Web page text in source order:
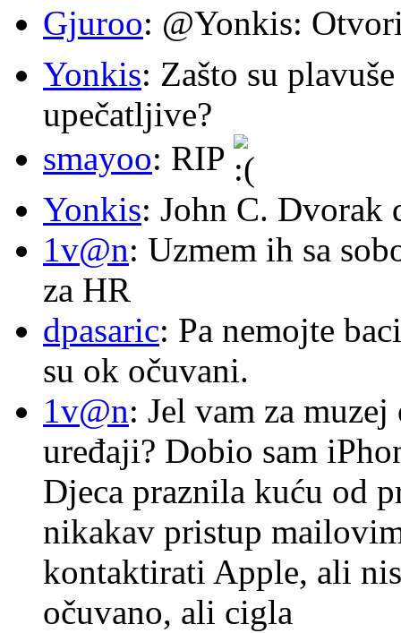
Gjuroo: @Yonkis:
Yonkis: Zašto su
upečatljive?
smayoo: RIP
Yonkis: John C. Dvorak
1v@n: Uzmem ih sa
za HR
dpasaric: Pa nemojte
su ok očuvani.
1v@n: Jel vam za
uređaji? Dobio sam
Djeca praznila kuću od
nikakav pristup
kontaktirati Apple, ali
očuvano, ali cigla